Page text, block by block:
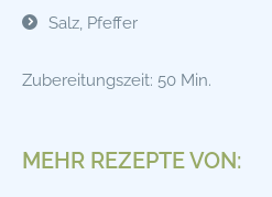
Salz, Pfeffer
Zubereitungszeit: 50 Min.
MEHR REZEPTE VON: